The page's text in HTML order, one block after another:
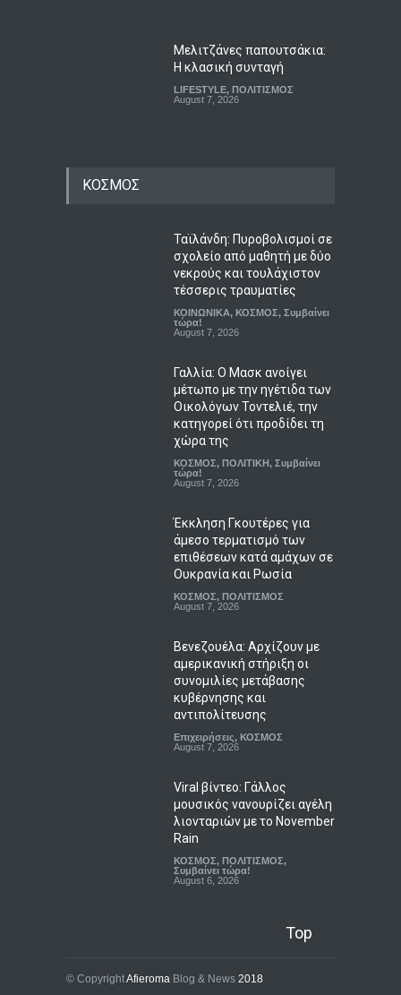
Μελιτζάνες παπουτσάκια:
Η κλασική συνταγή
LIFESTYLE, ΠΟΛΙΤΙΣΜΟΣ
August 7, 2026
ΚΟΣΜΟΣ
Ταϊλάνδη: Πυροβολισμοί σε
σχολείο από μαθητή με δύο
νεκρούς και τουλάχιστον
τέσσερις τραυματίες
ΚΟΙΝΩΝΙΚΑ, ΚΟΣΜΟΣ, Συμβαίνει
τώρα!
August 7, 2026
Γαλλία: Ο Μασκ ανοίγει
μέτωπο με την ηγέτιδα των
Οικολόγων Τοντελιέ, την
κατηγορεί ότι προδίδει τη
χώρα της
ΚΟΣΜΟΣ, ΠΟΛΙΤΙΚΗ, Συμβαίνει
τώρα!
August 7, 2026
Έκκληση Γκουτέρες για
άμεσο τερματισμό των
επιθέσεων κατά αμάχων σε
Ουκρανία και Ρωσία
ΚΟΣΜΟΣ, ΠΟΛΙΤΙΣΜΟΣ
August 7, 2026
Βενεζουέλα: Αρχίζουν με
αμερικανική στήριξη οι
συνομιλίες μετάβασης
κυβέρνησης και
αντιπολίτευσης
Επιχειρήσεις, ΚΟΣΜΟΣ
August 7, 2026
Viral βίντεο: Γάλλος
μουσικός νανουρίζει αγέλη
λιονταριών με το November
Rain
ΚΟΣΜΟΣ, ΠΟΛΙΤΙΣΜΟΣ,
Συμβαίνει τώρα!
August 6, 2026
Top
© CopyrightAfieroma Blog & News 2018